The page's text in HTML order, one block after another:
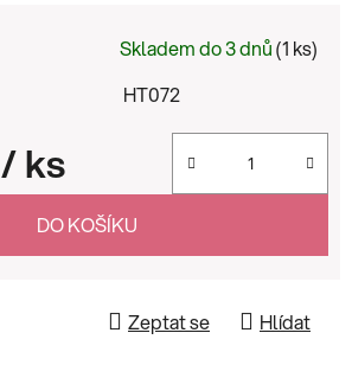
Skladem do 3 dnů(1 ks)
HT072
/ ks
DO KOŠÍKU
Zeptat se Hlídat